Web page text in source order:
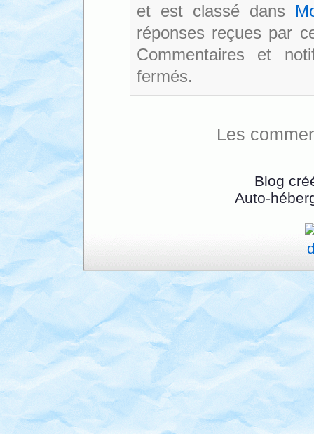
et est classé dans
réponses reçues par
Commentaires et
fermés.
Les
Blog
Auto-